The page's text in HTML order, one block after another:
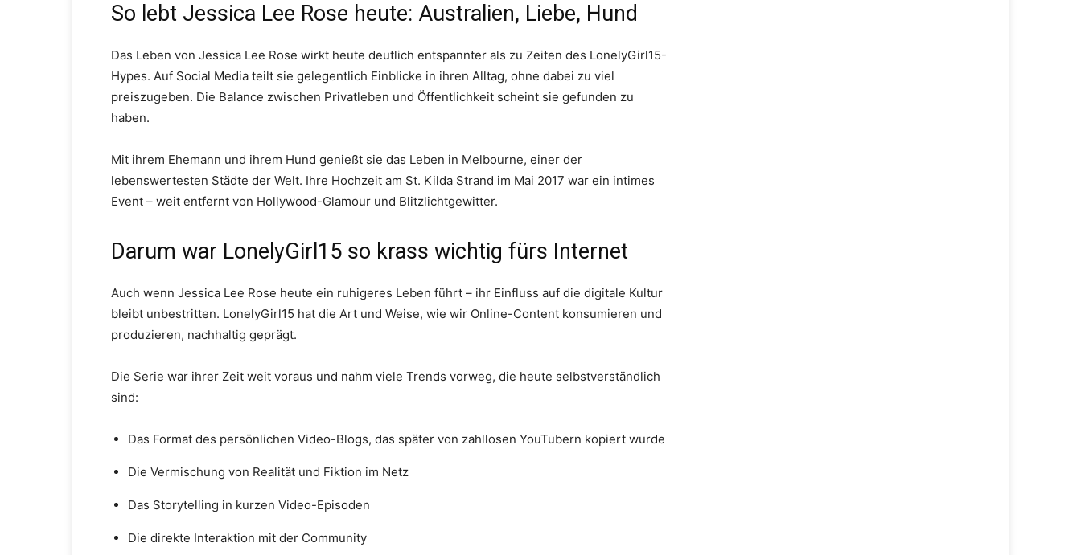
So lebt Jessica Lee Rose heute: Australien, Liebe, Hund
Das Leben von Jessica Lee Rose wirkt heute deutlich entspannter als zu Zeiten des LonelyGirl15-
Hypes. Auf Social Media teilt sie gelegentlich Einblicke in ihren Alltag, ohne dabei zu viel
preiszugeben. Die Balance zwischen Privatleben und Öffentlichkeit scheint sie gefunden zu
haben.
Mit ihrem Ehemann und ihrem Hund genießt sie das Leben in Melbourne, einer der
lebenswertesten Städte der Welt. Ihre Hochzeit am St. Kilda Strand im Mai 2017 war ein intimes
Event – weit entfernt von Hollywood-Glamour und Blitzlichtgewitter.
Darum war LonelyGirl15 so krass wichtig fürs Internet
Auch wenn Jessica Lee Rose heute ein ruhigeres Leben führt – ihr Einfluss auf die digitale Kultur
bleibt unbestritten. LonelyGirl15 hat die Art und Weise, wie wir Online-Content konsumieren und
produzieren, nachhaltig geprägt.
Die Serie war ihrer Zeit weit voraus und nahm viele Trends vorweg, die heute selbstverständlich
sind:
Das Format des persönlichen Video-Blogs, das später von zahllosen YouTubern kopiert wurde
Die Vermischung von Realität und Fiktion im Netz
Das Storytelling in kurzen Video-Episoden
Die direkte Interaktion mit der Community